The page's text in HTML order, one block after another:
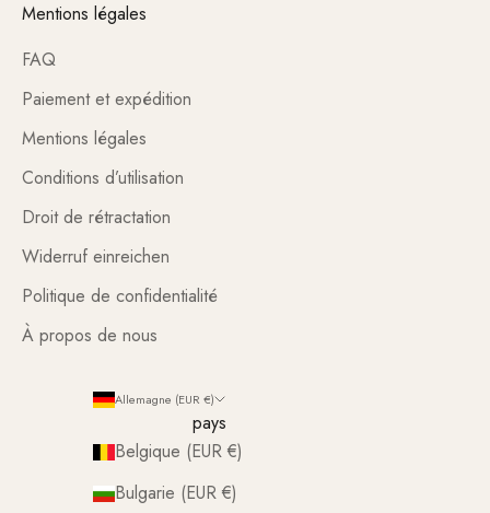
Mentions légales
FAQ
Paiement et expédition
Mentions légales
Conditions d’utilisation
Droit de rétractation
Widerruf einreichen
Politique de confidentialité
À propos de nous
Allemagne (EUR €)
pays
Belgique (EUR €)
Bulgarie (EUR €)